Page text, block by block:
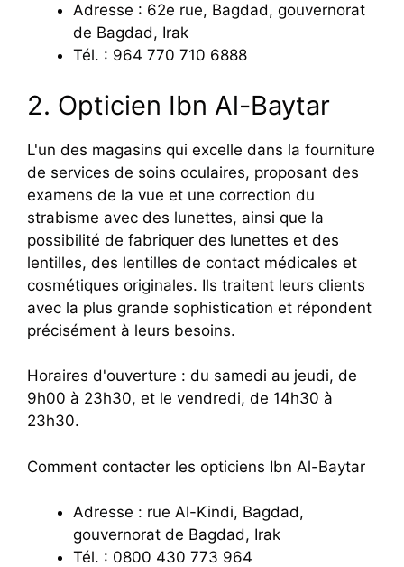
Adresse : 62e rue, Bagdad, gouvernorat
de Bagdad, Irak
Tél. : 964 770 710 6888
2. Opticien Ibn Al-Baytar
L'un des magasins qui excelle dans la fourniture
de services de soins oculaires, proposant des
examens de la vue et une correction du
strabisme avec des lunettes, ainsi que la
possibilité de fabriquer des lunettes et des
lentilles, des lentilles de contact médicales et
cosmétiques originales. Ils traitent leurs clients
avec la plus grande sophistication et répondent
précisément à leurs besoins.
Horaires d'ouverture : du samedi au jeudi, de
9h00 à 23h30, et le vendredi, de 14h30 à
23h30.
Comment contacter les opticiens Ibn Al-Baytar
Adresse : rue Al-Kindi, Bagdad,
gouvernorat de Bagdad, Irak
Tél. : 0800 430 773 964